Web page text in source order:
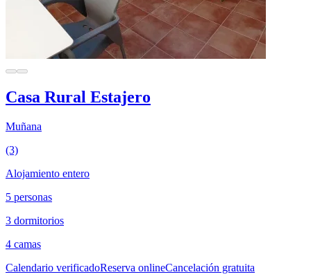
Casa Rural Estajero
Muñana
(3)
Alojamiento entero
5 personas
3 dormitorios
4 camas
Calendario verificadoReserva onlineCancelación gratuita